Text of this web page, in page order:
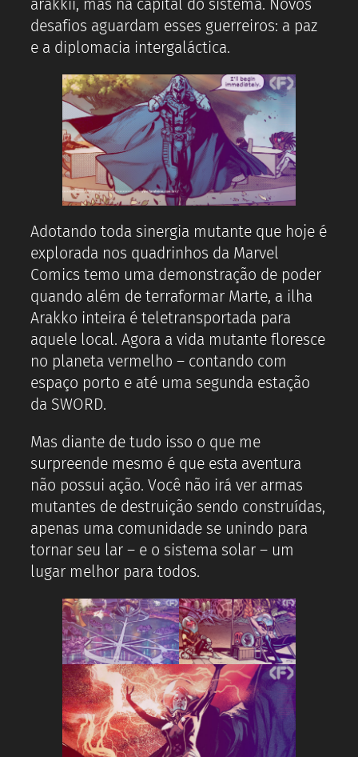
arakkii, mas na capital do sistema. Novos
desafios aguardam esses guerreiros: a paz
e a diplomacia intergaláctica.
Adotando toda sinergia mutante que hoje é
explorada nos quadrinhos da Marvel
Comics temo uma demonstração de poder
quando além de terraformar Marte, a ilha
Arakko inteira é teletransportada para
aquele local. Agora a vida mutante floresce
no planeta vermelho – contando com
espaço porto e até uma segunda estação
da SWORD.
Mas diante de tudo isso o que me
surpreende mesmo é que esta aventura
não possui ação. Você não irá ver armas
mutantes de destruição sendo construídas,
apenas uma comunidade se unindo para
tornar seu lar – e o sistema solar – um
lugar melhor para todos.